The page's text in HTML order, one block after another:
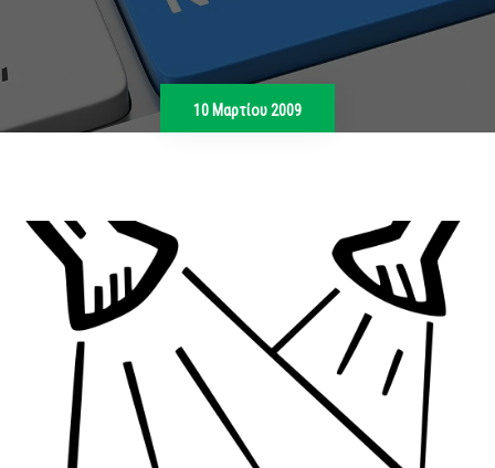
10 Μαρτίου 2009